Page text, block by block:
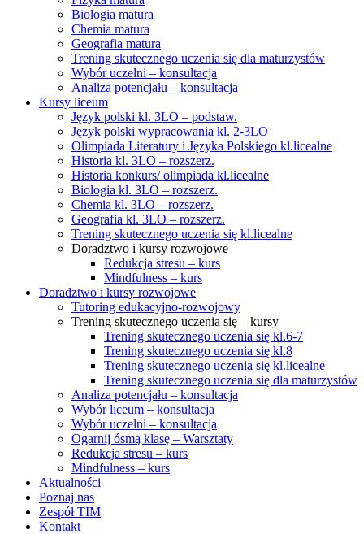
Biologia matura
Chemia matura
Geografia matura
Trening skutecznego uczenia się dla maturzystów
Wybór uczelni – konsultacja
Analiza potencjału – konsultacja
Kursy liceum
Język polski kl. 3LO – podstaw.
Język polski wypracowania kl. 2-3LO
Olimpiada Literatury i Języka Polskiego kl.licealne
Historia kl. 3LO – rozszerz.
Historia konkurs/ olimpiada kl.licealne
Biologia kl. 3LO – rozszerz.
Chemia kl. 3LO – rozszerz.
Geografia kl. 3LO – rozszerz.
Trening skutecznego uczenia się kl.licealne
Doradztwo i kursy rozwojowe
Redukcja stresu – kurs
Mindfulness – kurs
Doradztwo i kursy rozwojowe
Tutoring edukacyjno-rozwojowy
Trening skutecznego uczenia się – kursy
Trening skutecznego uczenia się kl.6-7
Trening skutecznego uczenia się kl.8
Trening skutecznego uczenia się kl.licealne
Trening skutecznego uczenia się dla maturzystów
Analiza potencjału – konsultacja
Wybór liceum – konsultacja
Wybór uczelni – konsultacja
Ogarnij ósmą klasę – Warsztaty
Redukcja stresu – kurs
Mindfulness – kurs
Aktualności
Poznaj nas
Zespół TIM
Kontakt